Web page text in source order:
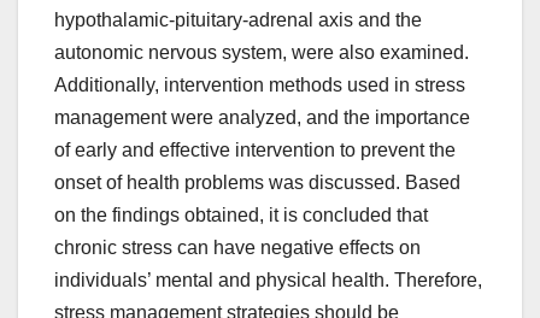
hypothalamic-pituitary-adrenal axis and the
autonomic nervous system, were also examined.
Additionally, intervention methods used in stress
management were analyzed, and the importance
of early and effective intervention to prevent the
onset of health problems was discussed. Based
on the findings obtained, it is concluded that
chronic stress can have negative effects on
individuals’ mental and physical health. Therefore,
stress management strategies should be